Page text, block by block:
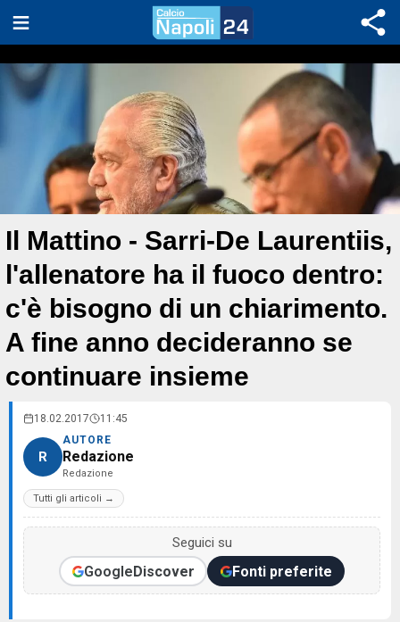
Il Mattino - Sarri-De Laurentiis,
l'allenatore ha il fuoco dentro:
c'è bisogno di un chiarimento.
A fine anno decideranno se
continuare insieme
18.02.2017 11:45
R
AUTORE
Redazione
Redazione
Tutti gli articoli →
Seguici su
GoogleDiscover Fonti preferite